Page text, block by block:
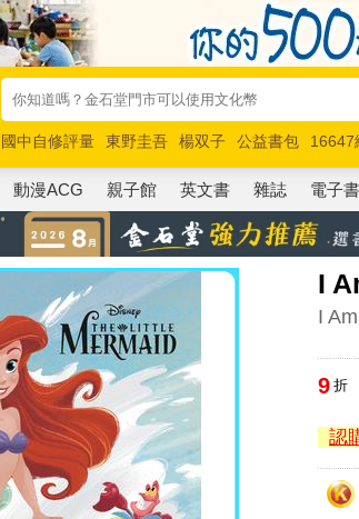
國中自修評量 東野圭吾 楊双子 公益書包 16647
唯紅花綻放
奧德賽 路邊攤新作 馬斯克 玩具總
動漫ACG 親子館 英文書 雜誌 電子書
I
I
9 折
認